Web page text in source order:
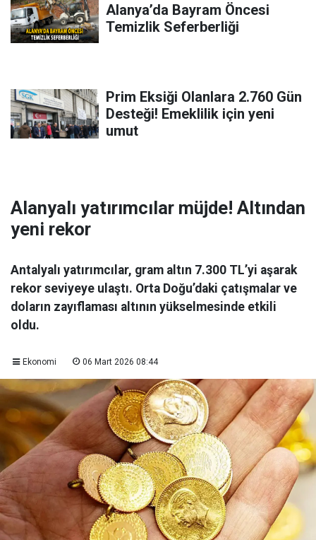
Alanya’da Bayram Öncesi
Temizlik Seferberliği
Prim Eksiği Olanlara 2.760 Gün
Desteği! Emeklilik için yeni
umut
Alanyalı yatırımcılar müjde! Altından
yeni rekor
Antalyalı yatırımcılar, gram altın 7.300 TL’yi aşarak
rekor seviyeye ulaştı. Orta Doğu’daki çatışmalar ve
doların zayıflaması altının yükselmesinde etkili
oldu.
Ekonomi 06 Mart 2026 08:44